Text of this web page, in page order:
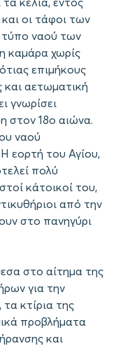
κελιά, εντός
οι τάφοι των
τύπο ναού των
καμάρα χωρίς
επιμήκους
και αετωματική
γνωρίσει
στον 18ο αιώνα.
ναού
εορτή του Αγίου,
πολύ
κάτοικοί του,
από την
στο πανηγύρι
στο αίτημα της
για την
κτίρια της
προβλήματα
και